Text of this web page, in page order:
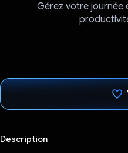
Gérez votre journée
Description